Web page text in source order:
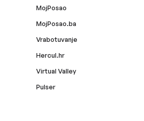
MojPosao
MojPosao.ba
Vrabotuvanje
Hercul.hr
Virtual Valley
Pulser